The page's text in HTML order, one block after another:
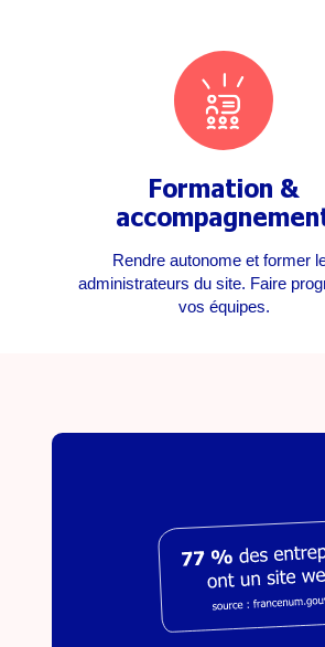
Formation &
Rendre autonome et former
administrateurs du site. Faire
vos équipes.